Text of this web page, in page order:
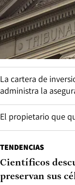
La cartera de
administra la
El propietario que
TENDENCIAS
Científicos
preservan sus